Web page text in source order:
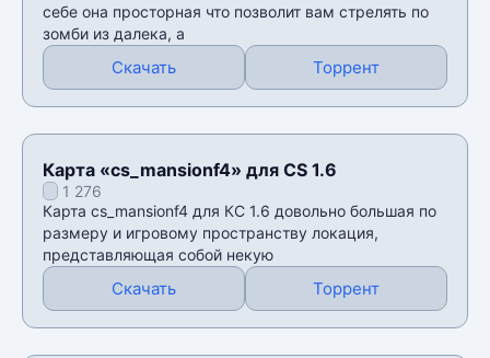
себе она просторная что позволит вам стрелять по
зомби из далека, а
Скачать Торрент
Карта «cs_mansionf4» для CS 1.6
1 276
Карта cs_mansionf4 для КС 1.6 довольно большая по
размеру и игровому пространству локация,
представляющая собой некую
Скачать Торрент